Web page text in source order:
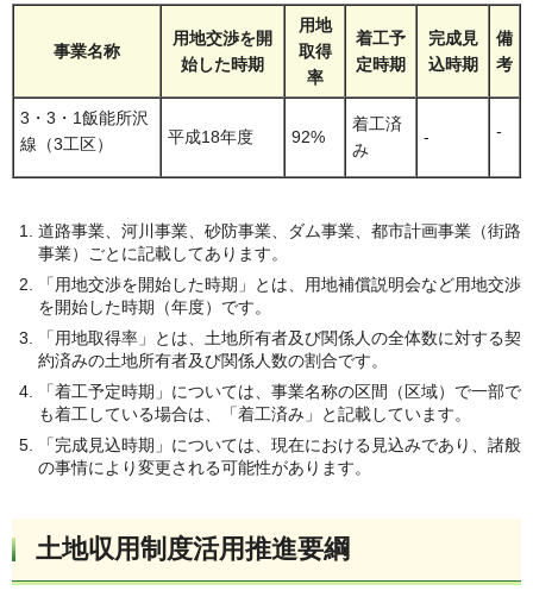
事業名称
用地交渉を開
始した時期
用地
取得
率
着工予
定時期
完成見
込時期
備
考
3・3・1飯能所沢
線（3工区）
平成18年度 92%
着工済
み
- -
道路事業、河川事業、砂防事業、ダム事業、都市計画事業（街路
事業）ごとに記載してあります。
「用地交渉を開始した時期」とは、用地補償説明会など用地交渉
を開始した時期（年度）です。
「用地取得率」とは、土地所有者及び関係人の全体数に対する契
約済みの土地所有者及び関係人数の割合です。
「着工予定時期」については、事業名称の区間（区域）で一部で
も着工している場合は、「着工済み」と記載しています。
「完成見込時期」については、現在における見込みであり、諸般
の事情により変更される可能性があります。
土地収用制度活用推進要綱